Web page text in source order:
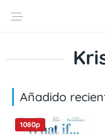
Añadido
1080p